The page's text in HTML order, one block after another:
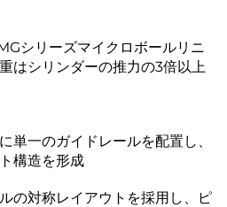
シリーズマイクロボールリニ
はシリンダーの推力の3倍以上
単一のガイドレールを配置し、
構造を形成
の対称レイアウトを採用し、ピ